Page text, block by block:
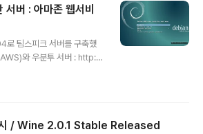
버 : 아마존 웹서비
로 팀스피크 서버를 구축했
와 우분투 서버 : http://l
널 업데이트랑 패키지 업
비안 서버로 이사를 왔습니
시 / Wine 2.0.1 Stable Released